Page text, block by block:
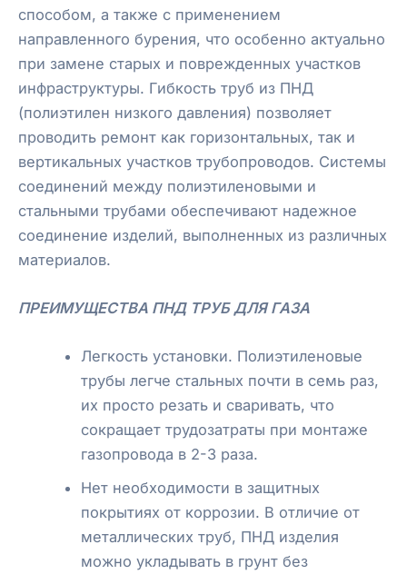
способом, а также с применением
направленного бурения, что особенно актуально
при замене старых и поврежденных участков
инфраструктуры. Гибкость труб из ПНД
(полиэтилен низкого давления) позволяет
проводить ремонт как горизонтальных, так и
вертикальных участков трубопроводов. Системы
соединений между полиэтиленовыми и
стальными трубами обеспечивают надежное
соединение изделий, выполненных из различных
материалов.
ПРЕИМУЩЕСТВА ПНД ТРУБ ДЛЯ ГАЗА
Легкость установки. Полиэтиленовые
трубы легче стальных почти в семь раз,
их просто резать и сваривать, что
сокращает трудозатраты при монтаже
газопровода в 2-3 раза.
Нет необходимости в защитных
покрытиях от коррозии. В отличие от
металлических труб, ПНД изделия
можно укладывать в грунт без